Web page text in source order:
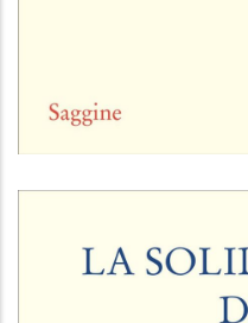
Il pane e il cucchiaio